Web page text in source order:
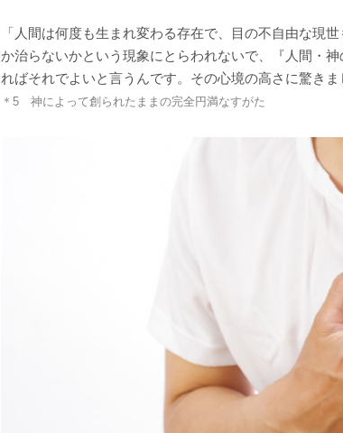
「人間は何度も生まれ変わる存在で、目の不自由な現
か治らないかという現象にとらわれないで、『人間・神
ればそれでよいと言うんです。その心境の高さに驚きま
＊5 神によって創られたままの完全円満なすがた